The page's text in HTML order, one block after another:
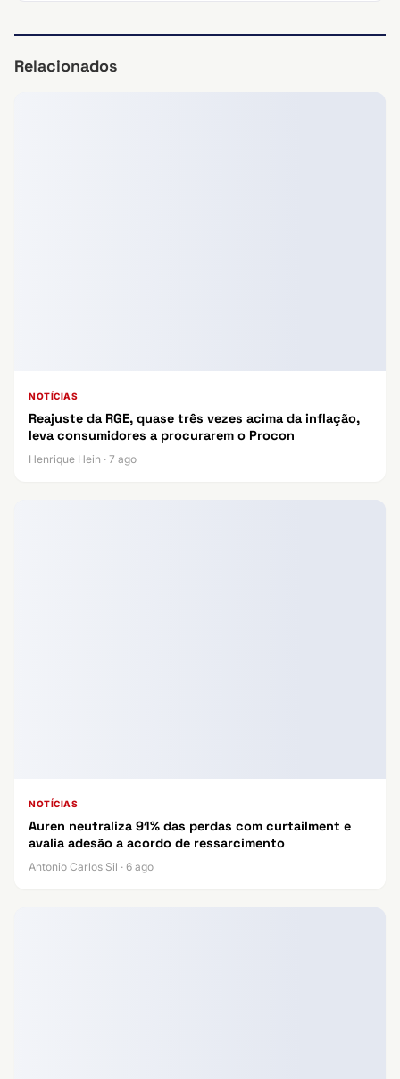
Relacionados
NOTÍCIAS
Reajuste da RGE, quase três vezes acima da inflação,
leva consumidores a procurarem o Procon
Henrique Hein · 7 ago
NOTÍCIAS
Auren neutraliza 91% das perdas com curtailment e
avalia adesão a acordo de ressarcimento
Antonio Carlos Sil · 6 ago